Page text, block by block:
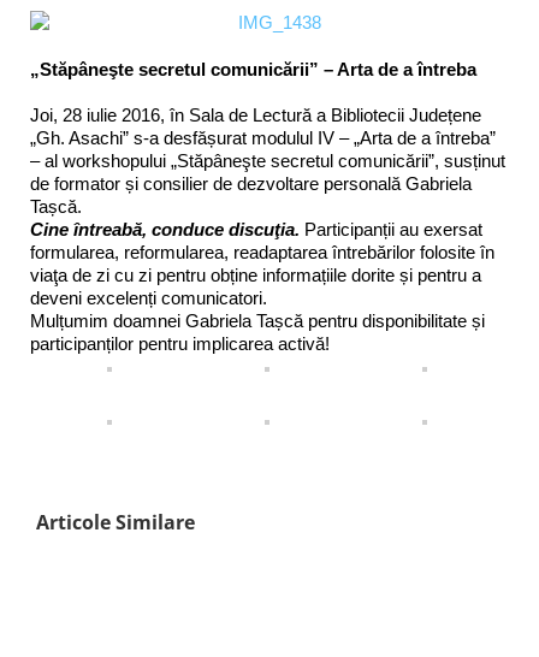
„Stăpâneşte secretul comunicării” – Arta de a întreba
Joi, 28 iulie 2016, în Sala de Lectură a Bibliotecii Județene
„Gh. Asachi” s-a desfășurat modulul IV – „Arta de a întreba”
– al workshopului „Stăpâneşte secretul comunicării”, susținut
de formator și consilier de dezvoltare personală Gabriela
Tașcă.
Cine întreabă, conduce discuţia. Participanții au exersat
formularea, reformularea, readaptarea întrebărilor folosite în
viaţa de zi cu zi pentru obține informațiile dorite și pentru a
deveni excelenți comunicatori.
Mulțumim doamnei Gabriela Tașcă pentru disponibilitate și
participanților pentru implicarea activă!
Articole Similare